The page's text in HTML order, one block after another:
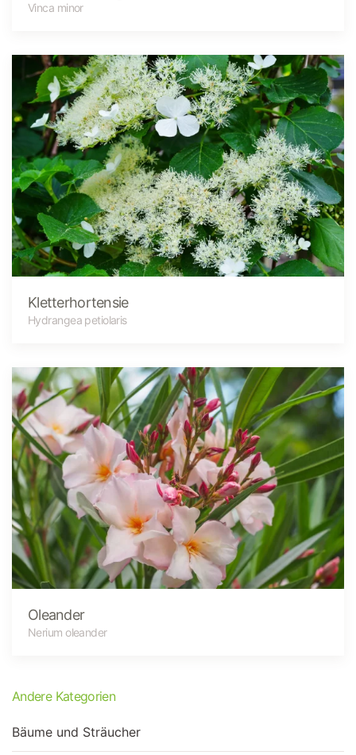
Vinca minor
Kletterhortensie
Hydrangea petiolaris
Oleander
Nerium oleander
Andere Kategorien
Bäume und Sträucher